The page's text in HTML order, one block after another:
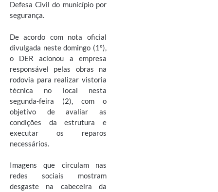
Defesa Civil do município por
segurança.
De acordo com nota oficial
divulgada neste domingo (1º),
o DER acionou a empresa
responsável pelas obras na
rodovia para realizar vistoria
técnica no local nesta
segunda-feira (2), com o
objetivo de avaliar as
condições da estrutura e
executar os reparos
necessários.
Imagens que circulam nas
redes sociais mostram
desgaste na cabeceira da